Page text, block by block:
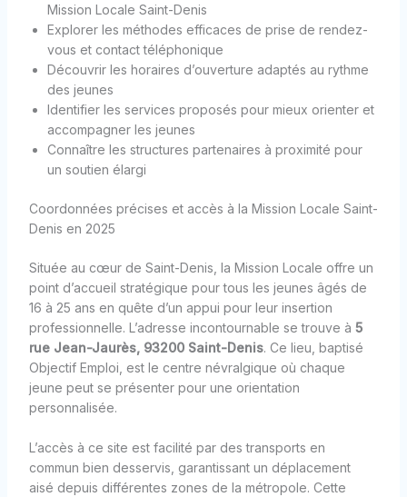
Mission Locale Saint-Denis
Explorer les méthodes efficaces de prise de rendez-
vous et contact téléphonique
Découvrir les horaires d’ouverture adaptés au rythme
des jeunes
Identifier les services proposés pour mieux orienter et
accompagner les jeunes
Connaître les structures partenaires à proximité pour
un soutien élargi
Coordonnées précises et accès à la Mission Locale Saint-
Denis en 2025
Située au cœur de Saint-Denis, la Mission Locale offre un
point d’accueil stratégique pour tous les jeunes âgés de
16 à 25 ans en quête d’un appui pour leur insertion
professionnelle. L’adresse incontournable se trouve à 5
rue Jean-Jaurès, 93200 Saint-Denis. Ce lieu, baptisé
Objectif Emploi, est le centre névralgique où chaque
jeune peut se présenter pour une orientation
personnalisée.
L’accès à ce site est facilité par des transports en
commun bien desservis, garantissant un déplacement
aisé depuis différentes zones de la métropole. Cette